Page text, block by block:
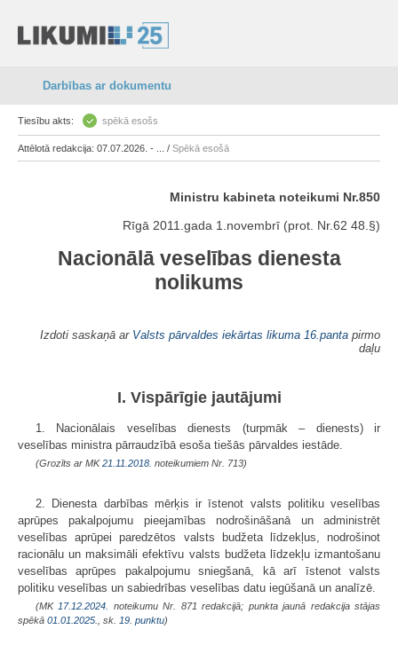
Darbības ar dokumentu
Tiesību akts: spēkā esošs
Attēlotā redakcija: 07.07.2026. - ... / Spēkā esošā
Ministru kabineta noteikumi Nr.850
Rīgā 2011.gada 1.novembrī (prot. Nr.62 48.§)
Nacionālā veselības dienesta
nolikums
Izdoti saskaņā ar Valsts pārvaldes iekārtas likuma 16.panta pirmo
daļu
I. Vispārīgie jautājumi
1. Nacionālais veselības dienests (turpmāk – dienests) ir
veselības ministra pārraudzībā esoša tiešās pārvaldes iestāde.
(Grozīts ar MK21.11.2018. noteikumiem Nr. 713)
2. Dienesta darbības mērķis ir īstenot valsts politiku veselības
aprūpes pakalpojumu pieejamības nodrošināšanā un administrēt
veselības aprūpei paredzētos valsts budžeta līdzekļus, nodrošinot
racionālu un maksimāli efektīvu valsts budžeta līdzekļu izmantošanu
veselības aprūpes pakalpojumu sniegšanā, kā arī īstenot valsts
politiku veselības un sabiedrības veselības datu iegūšanā un analīzē.
(MK 17.12.2024.
noteikumu Nr. 871 redakcijā; punkta jaunā redakcija stājas
spēkā 01.01.2025. , sk. 19. punktu)